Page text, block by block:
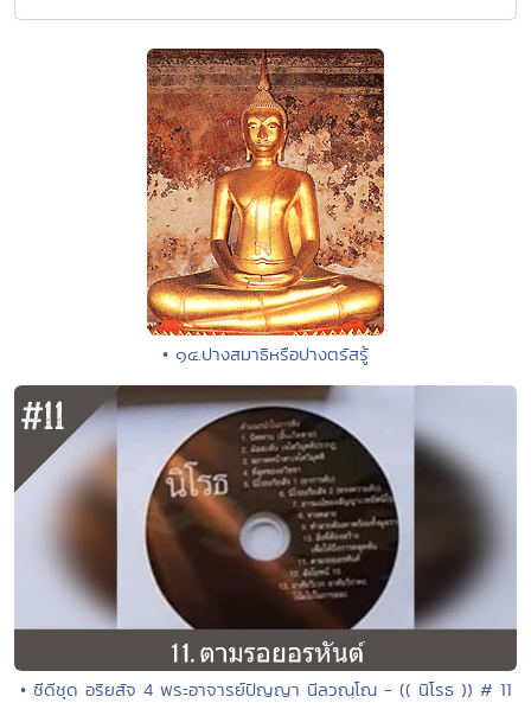
• ๑๔.ปางสมาธิหรือปางตรัสรู้
• ซีดีชุด อริยสัจ 4 พระอาจารย์ปัญญา นีลวณฺโณ - (( นิโรธ )) # 11